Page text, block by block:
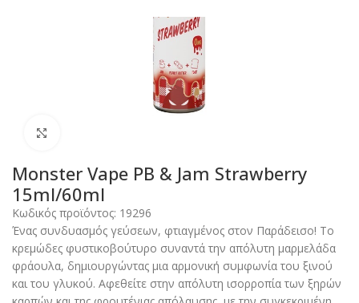
Monster Vape PB & Jam Strawberry
15ml/60ml
Κωδικός προϊόντος: 19296
Ένας συνδυασμός γεύσεων, φτιαγμένος στον Παράδεισο! Το
κρεμώδες φυστικοβούτυρο συναντά την απόλυτη μαρμελάδα
φράουλα, δημιουργώντας μια αρμονική συμφωνία του ξινού
και του γλυκού. Αφεθείτε στην απόλυτη ισορροπία των ξηρών